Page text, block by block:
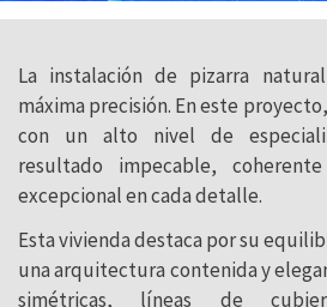
La instalación de pizarra
máxima precisión. En este
con un alto nivel de
resultado impecable,
excepcional en cada detalle.
Esta vivienda destaca por su
una arquitectura contenida y
simétricas, líneas de